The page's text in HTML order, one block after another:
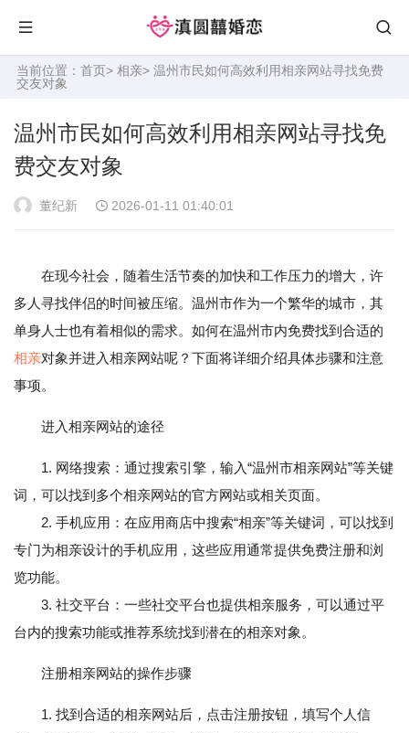
当前位置： 首页> 相亲> 温州市民如何高效利用相亲网站寻找免费
交友对象
温州市民如何高效利用相亲网站寻找免
费交友对象
董纪新 2026-01-11 01:40:01
在现今社会，随着生活节奏的加快和工作压力的增大，许
多人寻找伴侣的时间被压缩。温州市作为一个繁华的城市，其
单身人士也有着相似的需求。如何在温州市内免费找到合适的
相亲对象并进入相亲网站呢？下面将详细介绍具体步骤和注意
事项。
进入相亲网站的途径
1. 网络搜索：通过搜索引擎，输入“温州市相亲网站”等关键
词，可以找到多个相亲网站的官方网站或相关页面。
2. 手机应用：在应用商店中搜索“相亲”等关键词，可以找到
专门为相亲设计的手机应用，这些应用通常提供免费注册和浏
览功能。
3. 社交平台：一些社交平台也提供相亲服务，可以通过平
台内的搜索功能或推荐系统找到潜在的相亲对象。
注册相亲网站的操作步骤
1. 找到合适的相亲网站后，点击注册按钮，填写个人信